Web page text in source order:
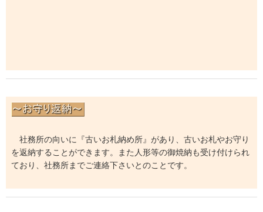
社務所の向いに『古いお札納め所』があり、古いお札やお守り
を返納することができます。また人形等の御焼納も受け付けられ
ており、社務所までご連絡下さいとのことです。